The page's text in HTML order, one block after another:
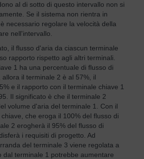
al di sotto di questo intervallo non si
Se il sistema non rientra in
necessario regolare la velocità della
nell'intervallo.
il flusso d'aria da ciascun terminale
rapporto rispetto agli altri terminali.
1 ha una percentuale di flusso di
il terminale 2 è al 57%, il
e il rapporto con il terminale chiave 1
Il significato è che il terminale 2
volume d'aria del terminale 1. Con il
che eroga il 100% del flusso di
2 erogherà il 95% del flusso di
i requisiti di progetto. Ad
del terminale 3 viene regolata a
dal terminale 1 potrebbe aumentare